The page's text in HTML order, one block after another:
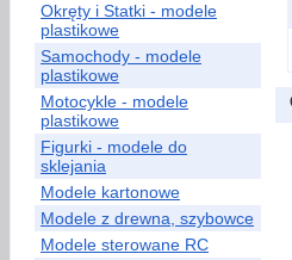
Okręty i Statki - modele
plastikowe
Samochody - modele
plastikowe
Motocykle - modele
plastikowe
Figurki - modele do
sklejania
Modele kartonowe
Modele z drewna, szybowce
Modele sterowane RC